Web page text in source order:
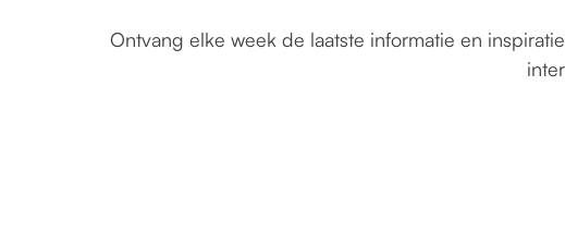
Ontvang elke week de laatste informatie en